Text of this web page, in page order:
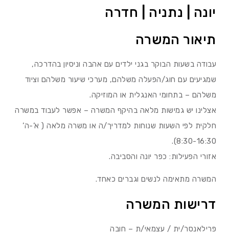
יונה | נתניה | חדרה
תיאור המשרה
עבודה בשעות הבוקר בגני ילדים עם אהבה וניסיון בהדרכה,
שמגיעים עם חוג/הפעלה משלהם, מערכי שיעור משלהם וציוד
משלהם – בתחומי האנגלית או המוזיקה.
אצלינו יש גמישות מלאה בהיקף המשרה – אפשר לעבוד במשרה
חלקית לפי השעות שנוחות למדריך/ה או משרה מלאה ( א’-ה’
8:30-16:30).
אזורי הפעילות: כפר יונה והסביבה.
המשרה מתאימה לנשים וגברים כאחד.
דרישות המשרה
פרילאנסר/ית / עצמאי/ת – חובה